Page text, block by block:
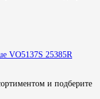
и подберите